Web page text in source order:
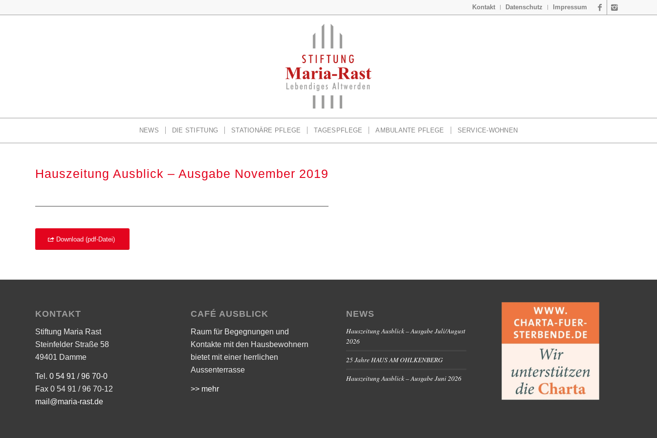
Kontakt Datenschutz Impressum
NEWS DIE STIFTUNG STATIONÄRE PFLEGE TAGESPFLEGE AMBULANTE PFLEGE SERVICE-WOHNEN
Hauszeitung Ausblick – Ausgabe November 2019
Download (pdf-Datei)
KONTAKT
Stiftung Maria Rast
Steinfelder Straße 58
49401 Damme
Tel. 0 54 91 / 96 70-0
Fax 0 54 91 / 96 70-12
mail@maria-rast.de
CAFÉ AUSBLICK
Raum für Begegnungen und
Kontakte mit den Hausbewohnern
bietet mit einer herrlichen
Aussenterrasse
>> mehr
NEWS
Hauszeitung Ausblick – Ausgabe Juli/August
2026
25 Jahre HAUS AM OHLKENBERG
Hauszeitung Ausblick – Ausgabe Juni 2026